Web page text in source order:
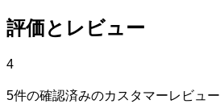
評価とレビュー
4
5件の確認済みのカスタマーレビュー